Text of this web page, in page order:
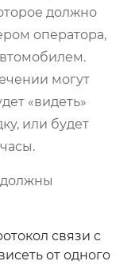
должно
оператора,
могут
«видеть»
или будет
связи с
от одного